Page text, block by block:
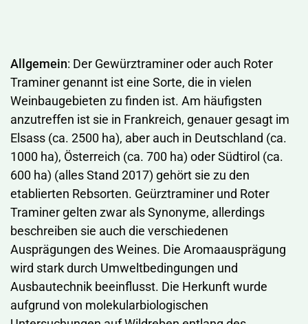
Allgemein: Der Gewürztraminer oder auch Roter
Traminer genannt ist eine Sorte, die in vielen
Weinbaugebieten zu finden ist. Am häufigsten
anzutreffen ist sie in Frankreich, genauer gesagt im
Elsass (ca. 2500 ha), aber auch in Deutschland (ca.
1000 ha), Österreich (ca. 700 ha) oder Südtirol (ca.
600 ha) (alles Stand 2017) gehört sie zu den
etablierten Rebsorten. Geürztraminer und Roter
Traminer gelten zwar als Synonyme, allerdings
beschreiben sie auch die verschiedenen
Ausprägungen des Weines. Die Aromaausprägung
wird stark durch Umweltbedingungen und
Ausbautechnik beeinflusst. Die Herkunft wurde
aufgrund von molekularbiologischen